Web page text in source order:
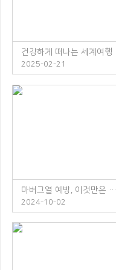
건강하게 떠나는 세계여행
2025-02-21
마버그열 예방, 이것만은 꼭 지켜주세요!
2024-10-02